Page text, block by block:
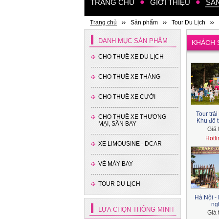
TRANG CHỦ GIỚI THIỆU
Trang chủ Sản phẩm Tour Du Lịch
DANH MỤC SẢN PHẨM
CHO THUÊ XE DU LỊCH
CHO THUÊ XE THÁNG
CHO THUÊ XE CƯỚI
CHO THUÊ XE THƯƠNG
MẠI, SÂN BAY
XE LIMOUSINE - DCAR
VÉ MÁY BAY
TOUR DU LỊCH
LỰA CHỌN THÔNG MINH
Xe 4 chỗ - Kia Cerato
Xe 4 chỗ - Hyundai Accent
KHÁCH
Tour
Khu đô
Giá
Hà Nội -
Giá